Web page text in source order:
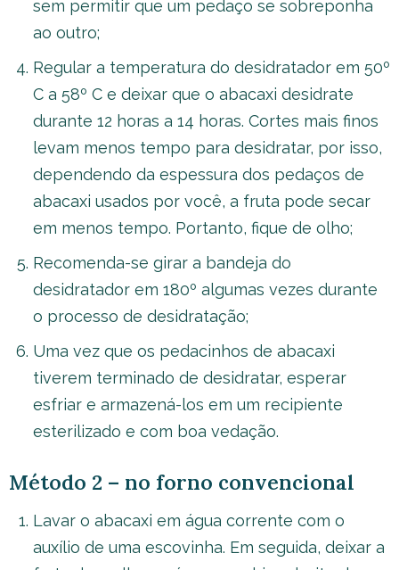
sem permitir que um pedaço se sobreponha
ao outro;
Regular a temperatura do desidratador em 50º
C a 58º C e deixar que o abacaxi desidrate
durante 12 horas a 14 horas. Cortes mais finos
levam menos tempo para desidratar, por isso,
dependendo da espessura dos pedaços de
abacaxi usados por você, a fruta pode secar
em menos tempo. Portanto, fique de olho;
Recomenda-se girar a bandeja do
desidratador em 180º algumas vezes durante
o processo de desidratação;
Uma vez que os pedacinhos de abacaxi
tiverem terminado de desidratar, esperar
esfriar e armazená-los em um recipiente
esterilizado e com boa vedação.
Método 2 – no forno convencional
Lavar o abacaxi em água corrente com o
auxílio de uma escovinha. Em seguida, deixar a